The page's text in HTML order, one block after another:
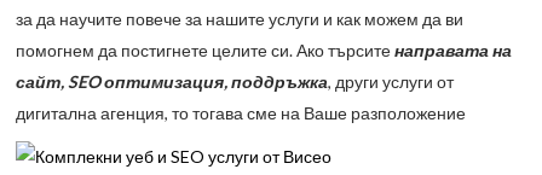
за да научите повече за нашите услуги и как можем да ви
помогнем да постигнете целите си. Ако търситенаправата на
сайт, SEO оптимизация, поддръжка, други услуги от
дигитална агенция, то тогава сме на Ваше разположение